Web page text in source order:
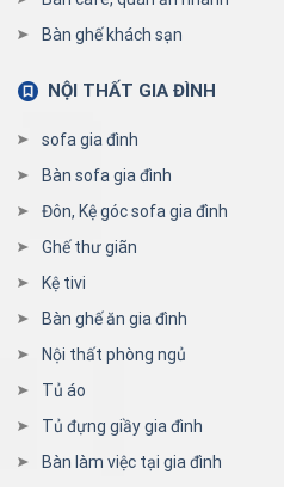
Bàn ghế khách sạn
NỘI THẤT GIA ĐÌNH
sofa gia đình
Bàn sofa gia đình
Đôn, Kệ góc sofa gia đình
Ghế thư giãn
Kệ tivi
Bàn ghế ăn gia đình
Nội thất phòng ngủ
Tủ áo
Tủ đựng giầy gia đình
Bàn làm việc tại gia đình